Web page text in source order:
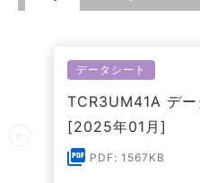
データシート
TCR3UM41A デ
[2025年01月]
PDF: 1567KB